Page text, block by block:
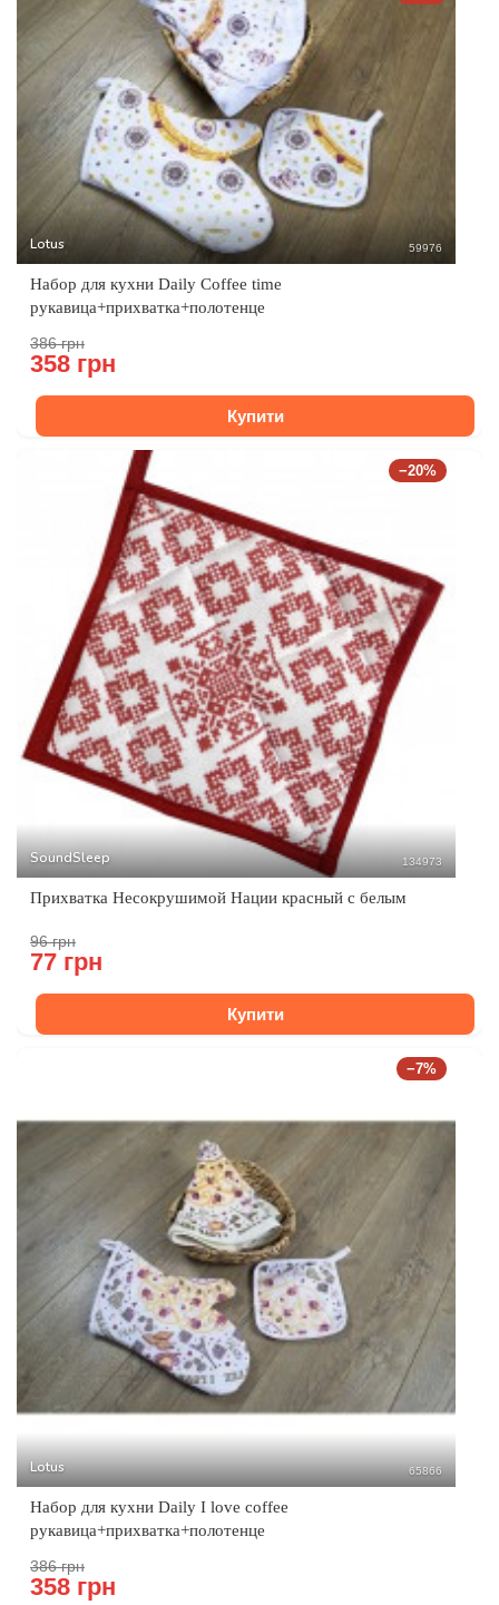
Lotus 59976
Набор для кухни Daily Coffee time
рукавица+прихватка+полотенце
386 грн
358 грн
Купити
−20%
SoundSleep 134973
Прихватка Несокрушимой Нации красный с белым
96 грн
77 грн
Купити
−7%
Lotus 65866
Набор для кухни Daily I love coffee
рукавица+прихватка+полотенце
386 грн
358 грн